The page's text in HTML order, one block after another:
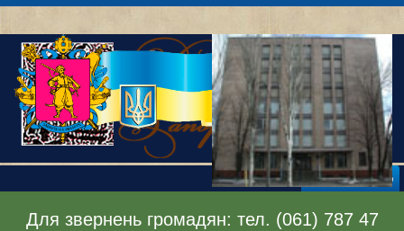
Відкрити меню
Для звернень громадян: тел. (061) 787 47